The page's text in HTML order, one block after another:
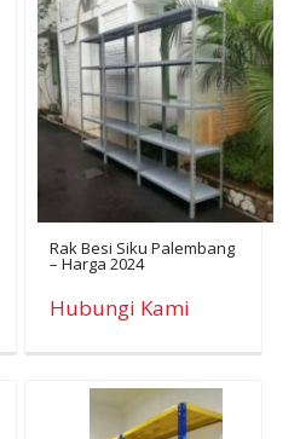
Rak Besi Siku Palembang
– Harga 2024
Hubungi Kami